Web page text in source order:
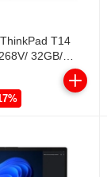
T14
32GB/
inch WUXGA/
nhôm/ 3Y)